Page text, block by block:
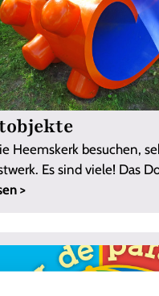
Heemskerk besuchen,
Es sind viele! Das
>